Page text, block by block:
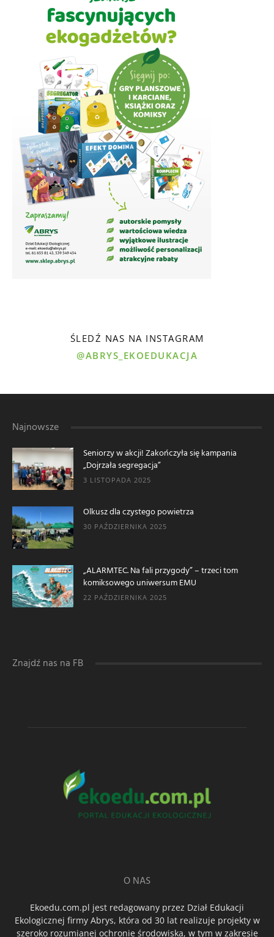
ŚLEDŹ NAS NA INSTAGRAM
@ABRYS_EKOEDUKACJA
Najnowsze
Seniorzy w akcji! Zakończyła się kampania
„Dojrzała segregacja”
3 LISTOPADA 2025
Olkusz dla czystego powietrza
30 PAŹDZIERNIKA 2025
„ALARMTEC. Na fali przygody” – trzeci tom
komiksowego uniwersum EMU
22 PAŹDZIERNIKA 2025
Znajdź nas na FB
O NAS
Ekoedu.com.pl jest redagowany przez Dział Edukacji
Ekologicznej firmy Abrys, która od 30 lat realizuje projekty w
szeroko rozumianej ochronie środowiska, w tym w zakresie